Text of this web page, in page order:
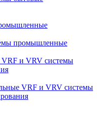
промышленные
VRF и VRV системы
VRF и VRV системы